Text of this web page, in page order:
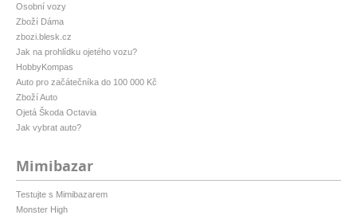
Osobní vozy
Zboží Dáma
zbozi.blesk.cz
Jak na prohlídku ojetého vozu?
HobbyKompas
Auto pro začátečníka do 100 000 Kč
Zboží Auto
Ojetá Škoda Octavia
Jak vybrat auto?
Mimibazar
Testujte s Mimibazarem
Monster High